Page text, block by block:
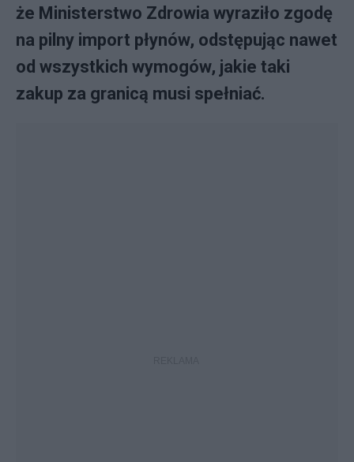
że Ministerstwo Zdrowia wyraziło zgodę
na pilny import płynów, odstępując nawet
od wszystkich wymogów, jakie taki
zakup za granicą musi spełniać.